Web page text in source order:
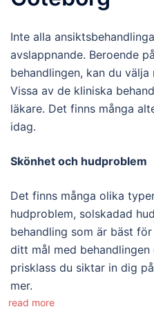
Inte alla
avslappnande. Beroende
behandlingen, kan du välja
Vissa av de kliniska
läkare. Det finns många
idag.
Skönhet och hudproblem
Det finns många olika
hudproblem, solskadad
behandling som är bäst
ditt mål med
prisklass du siktar in dig
mer.
read more